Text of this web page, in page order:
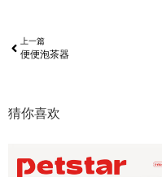
上一篇
便便泡茶器
猜你喜欢